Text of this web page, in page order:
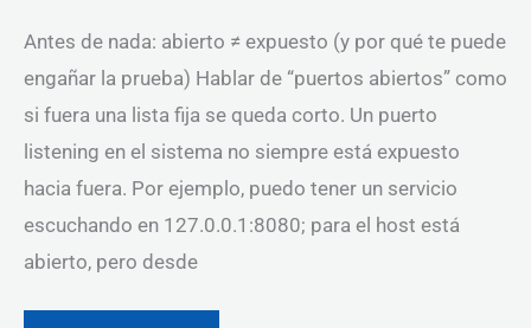
Antes de nada: abierto ≠ expuesto (y por qué te puede
engañar la prueba) Hablar de “puertos abiertos” como
si fuera una lista fija se queda corto. Un puerto
listening en el sistema no siempre está expuesto
hacia fuera. Por ejemplo, puedo tener un servicio
escuchando en 127.0.0.1:8080; para el host está
abierto, pero desde